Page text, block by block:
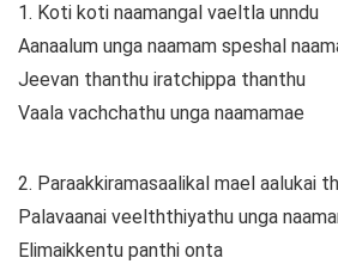
1. Koti koti naamangal vaeltla unndu
Aanaalum unga naamam speshal
Jeevan thanthu iratchippa thanthu
Vaala vachchathu unga naamamae
2. Paraakkiramasaalikal mael aalukai
Palavaanai veelththiyathu unga
Elimaikkentu panthi onta